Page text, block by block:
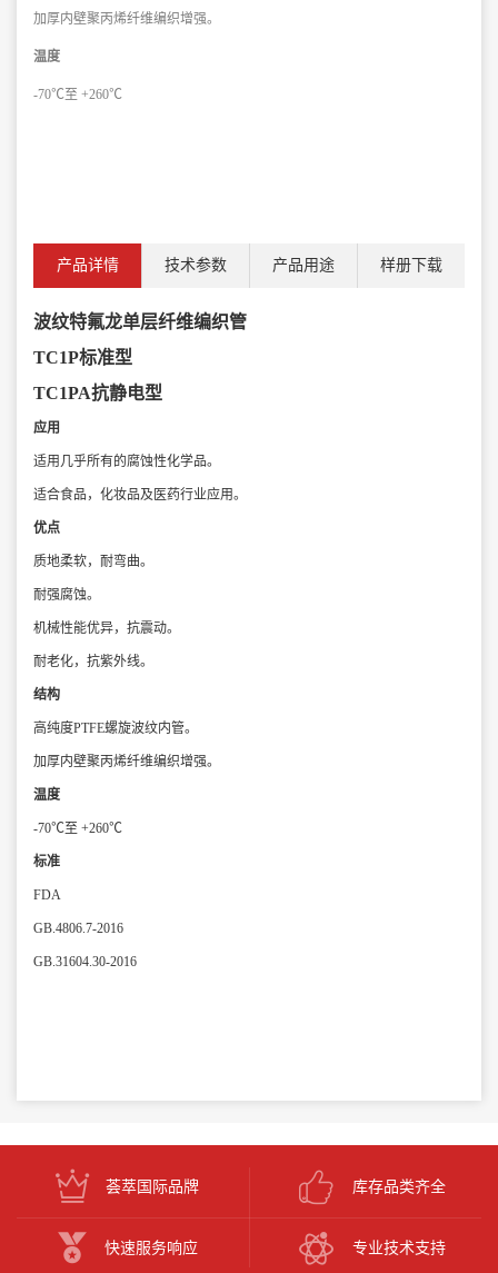
加厚内壁聚丙烯纤维编织增强。
温度
-70℃至 +260℃
产品详情 技术参数 产品用途 样册下载
波纹特氟龙单层纤维编织管
TC1P标准型
TC1PA抗静电型
应用
适用几乎所有的腐蚀性化学品。
适合食品，化妆品及医药行业应用。
优点
质地柔软，耐弯曲。
耐强腐蚀。
机械性能优异，抗震动。
耐老化，抗紫外线。
结构
高纯度PTFE螺旋波纹内管。
加厚内壁聚丙烯纤维编织增强。
温度
-70℃至 +260℃
标准
FDA
GB.4806.7-2016
GB.31604.30-2016
荟萃国际品牌 库存品类齐全
快速服务响应 专业技术支持